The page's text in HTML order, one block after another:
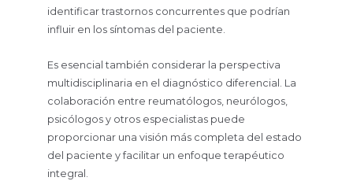
identificar trastornos concurrentes que podrían
influir en los síntomas del paciente.
Es esencial también considerar la perspectiva
multidisciplinaria en el diagnóstico diferencial. La
colaboración entre reumatólogos, neurólogos,
psicólogos y otros especialistas puede
proporcionar una visión más completa del estado
del paciente y facilitar un enfoque terapéutico
integral.